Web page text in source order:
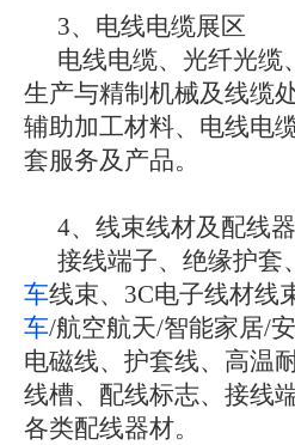
3、电线电缆展区
电线电缆、光纤光缆
生产与精制机械及线缆
辅助加工材料、电线电
套服务及产品。
4、线束线材及配线
接线端子、绝缘护套
车线束、3C电子线材线
车/航空航天/智能家居/
电磁线、护套线、高温
线槽、配线标志、接线
各类配线器材。